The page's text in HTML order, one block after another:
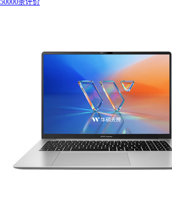
50000条评价